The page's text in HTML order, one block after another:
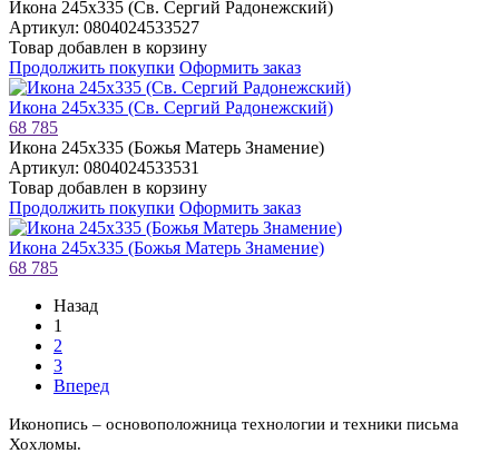
Икона 245х335 (Св. Сергий Радонежский)
Артикул: 0804024533527
Товар добавлен в корзину
Продолжить покупки Оформить заказ
Икона 245х335 (Св. Сергий Радонежский)
68 785
Икона 245х335 (Божья Матерь Знамение)
Артикул: 0804024533531
Товар добавлен в корзину
Продолжить покупки Оформить заказ
Икона 245х335 (Божья Матерь Знамение)
68 785
Назад
1
2
3
Вперед
Иконопись – основоположница технологии и техники письма
Хохломы.